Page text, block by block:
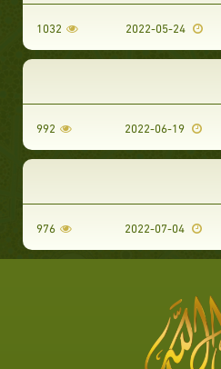
1032
2022-06-19
992
2022-07-04
976